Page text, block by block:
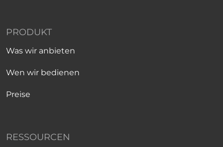
PRODUKT
Was wir anbieten
Wen wir bedienen
Preise
RESSOURCEN